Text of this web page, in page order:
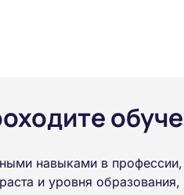
навыками в
и уровня